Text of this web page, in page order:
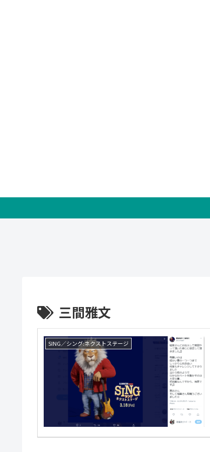
三間雅文
SING／シング:ネクストステージ